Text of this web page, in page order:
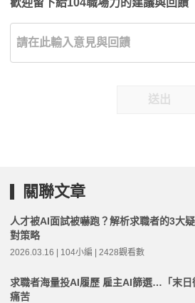
歡迎留下給104職場力的建議與回饋
送出
關聯文章
人才被AI面試被嚇跑？解析求職者的3大
對策略
2026.03.16 | 104小編 | 2428觀看數
求職者海量投AI履歷 雇主AI篩選…「末日
痛苦